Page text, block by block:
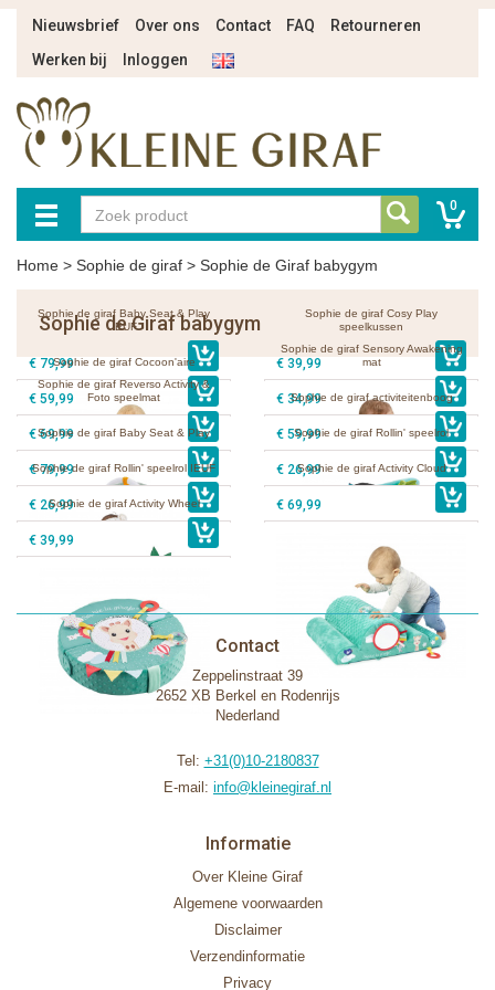
Nieuwsbrief Over ons Contact FAQ
Retourneren
Werken bij
Inloggen
0
Home > Sophie de giraf > Sophie de Giraf babygym
Sophie de Giraf babygym
Sophie de giraf Baby Seat & Play
IEUF
€ 79,99
Sophie de giraf Cosy Play
speelkussen
€ 39,99
Sophie de giraf Cocoon'aire
€ 59,99
Sophie de giraf Sensory Awakening
mat
€ 34,99
Sophie de giraf Reverso Activity &
Foto speelmat
€ 69,99
Sophie de giraf activiteitenboog
€ 59,99
Sophie de giraf Baby Seat & Play
€ 79,99
Sophie de giraf Rollin' speelrol
€ 26,99
Sophie de giraf Rollin' speelrol IEUF
€ 26,99
Sophie de giraf Activity Cloud
€ 69,99
Sophie de giraf Activity Wheel
€ 39,99
Contact
Zeppelinstraat 39
2652 XB Berkel en Rodenrijs
Nederland
Tel: +31(0)10-2180837
E-mail: info@kleinegiraf.nl
Informatie
Over Kleine Giraf
Algemene voorwaarden
Disclaimer
Verzendinformatie
Privacy